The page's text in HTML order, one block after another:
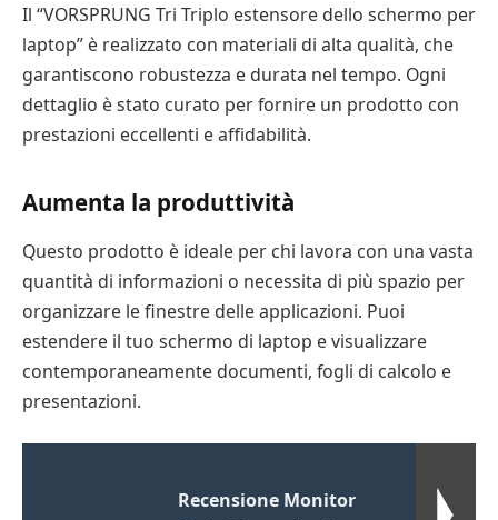
Il “VORSPRUNG Tri Triplo estensore dello schermo per
laptop” è realizzato con materiali di alta qualità, che
garantiscono robustezza e durata nel tempo. Ogni
dettaglio è stato curato per fornire un prodotto con
prestazioni eccellenti e affidabilità.
Aumenta la produttività
Questo prodotto è ideale per chi lavora con una vasta
quantità di informazioni o necessita di più spazio per
organizzare le finestre delle applicazioni. Puoi
estendere il tuo schermo di laptop e visualizzare
contemporaneamente documenti, fogli di calcolo e
presentazioni.
Recensione Monitor